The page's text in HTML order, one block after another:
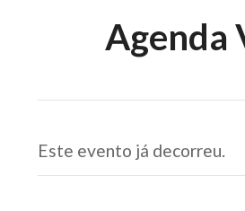
Agenda
Este evento já decorreu.